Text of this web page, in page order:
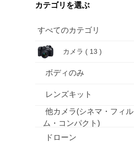
カテゴリを選ぶ
すべてのカテゴリ
カメラ ( 13 )
ボディのみ
レンズキット
他カメラ(シネマ・フィル
ム・コンパクト)
ドローン